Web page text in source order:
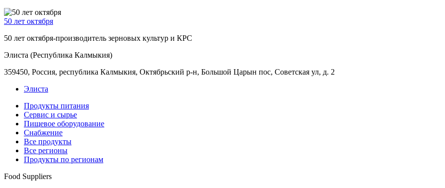
50 лет октября
50 лет октября-производитель зерновых культур и КРС
Элиста (Республика Калмыкия)
359450, Россия, республика Калмыкия, Октябрьский р-н, Большой Царын пос, Советская ул, д. 2
Элиста
Продукты питания
Сервис и сырье
Пищевое оборудование
Снабжение
Все продукты
Все регионы
Продукты по регионам
Food Suppliers